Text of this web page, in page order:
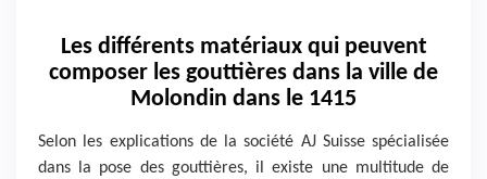
Les différents matériaux qui peuvent
composer les gouttières dans la ville de
Molondin dans le 1415
Selon les explications de la société AJ Suisse spécialisée
dans la pose des gouttières, il existe une multitude de